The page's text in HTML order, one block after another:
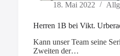
18. Mai 2022
Herren 1B bei Vikt.
Kann unser Team seine
Zweiten der…